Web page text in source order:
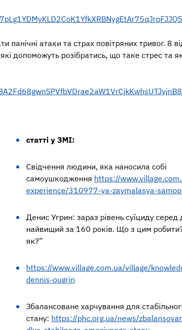
панічні атаки та страх повітряних тривог. 8
допоможуть розібратись, що таке стрес та
статті у ЗМІ:
Свідчення людини, яка наносила собі
самоушкодження https://
experience/310977-ya-zaymalasya-
Денис Угрин: зараз рівень суїциду серед
найвищий за 160 років. Що з цим
як?”
https://www.village.com.ua/village/
dennis-ougrin
Збалансоване харчування для
стану: https://phc.org.ua/news/